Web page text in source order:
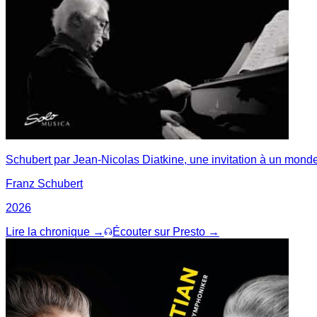
Schubert par Jean-Nicolas Diatkine, une invitation à un
Franz Schubert
2026
Lire la chronique →
Écouter sur Presto →